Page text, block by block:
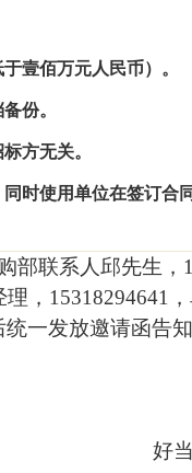
壹佰万元人民币）。
份。
方无关。
时使用单位在签订合
部联系人邱先生，
， 15318294641
一发放邀请函告
好